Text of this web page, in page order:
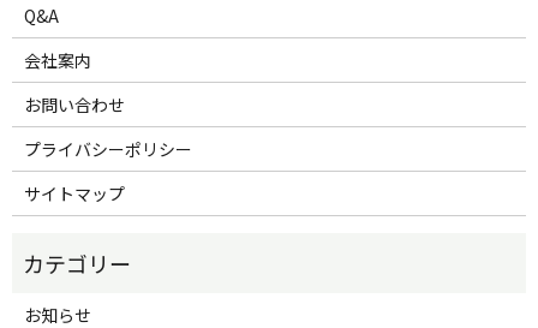
Q&A
会社案内
お問い合わせ
プライバシーポリシー
サイトマップ
お知らせ